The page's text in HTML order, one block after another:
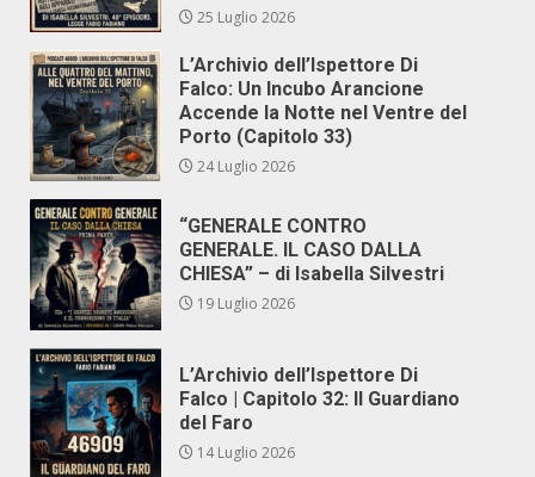
25 Luglio 2026
L’Archivio dell’Ispettore Di
Falco: Un Incubo Arancione
Accende la Notte nel Ventre del
Porto (Capitolo 33)
24 Luglio 2026
“GENERALE CONTRO
GENERALE. IL CASO DALLA
CHIESA” – di Isabella Silvestri
19 Luglio 2026
L’Archivio dell’Ispettore Di
Falco | Capitolo 32: Il Guardiano
del Faro
14 Luglio 2026